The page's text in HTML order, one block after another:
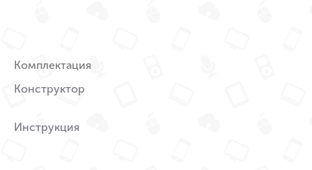
Комплектация
Конструктор
Инструкция